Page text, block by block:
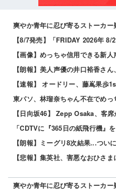
爽やか青年に忍び寄るストーカー
【画像】めっちゃ信用できる新
【速報】 オードリー、藤嶌果歩
東パソ、林瑠奈ちゃん不在でめっ
【日向坂46】 Zepp Osaka、客
【朗報】ミーグリ8次結果...つい
【悲報】集英社、害悪なおひさ
爽やか青年に忍び寄るストーカー